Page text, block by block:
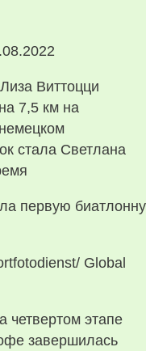
Виттоцци
7,5 км на
стала Светлана
Global
четвертом этапе
завершилась